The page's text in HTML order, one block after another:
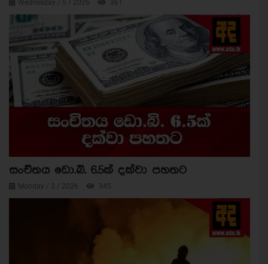
Wednesday / 5 / 2026 361
සංචිතය ඩො.බි. 6.5ක් දක්වා පහතට
Monday / 3 / 2026 345